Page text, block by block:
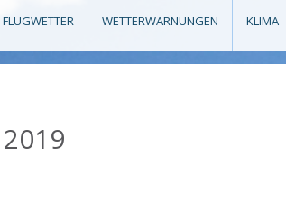
FLUGWETTER WETTERWARNUNGEN KLIMA